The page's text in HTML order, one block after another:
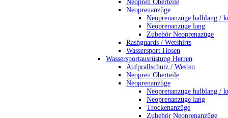
Neopren Oberteile
Neoprenanzüge
Neoprenanzüge halblang /
Neoprenanzüge lang
Zubehör Neoprenazüge
Rashguards / Wetshirts
Wassersport Hosen
Wassersportausrüstung Herren
Aufprallschutz / Westen
Neopren Oberteile
Neoprenanzüge
Neoprenanzüge halblang /
Neoprenanzüge lang
Trockenanzüge
Zubehör Neoprenanzüge